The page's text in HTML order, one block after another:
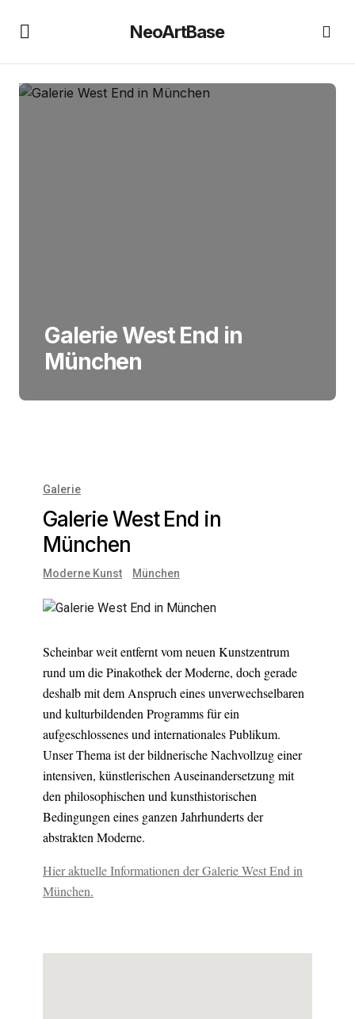
NeoArtBase
Galerie West End in
München
Galerie
Galerie West End in
München
Moderne Kunst München
Scheinbar weit entfernt vom neuen Kunstzentrum
rund um die Pinakothek der Moderne, doch gerade
deshalb mit dem Anspruch eines unverwechselbaren
und kulturbildenden Programms für ein
aufgeschlossenes und internationales Publikum.
Unser Thema ist der bildnerische Nachvollzug einer
intensiven, künstlerischen Auseinandersetzung mit
den philosophischen und kunsthistorischen
Bedingungen eines ganzen Jahrhunderts der
abstrakten Moderne.
Hier aktuelle Informationen der Galerie West End in
München.